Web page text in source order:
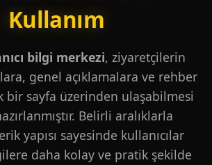
Kullanım
bilgi merkezi, ziyaretçilerin
genel açıklamalara ve rehber
bir sayfa üzerinden ulaşabilmesi
Belirli aralıklarla
yapısı sayesinde kullanıcılar
daha kolay ve pratik şekilde